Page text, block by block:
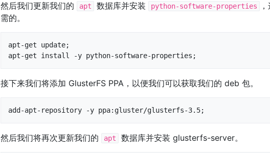
然后我们更新我们的 apt 数据库并安装 python-software-properties
需的。
apt-get update;
apt-get install -y python-software-properties;
接下来我们将添加 GlusterFS PPA，以便我们可以获取我们的 deb 包。
add-apt-repository -y ppa:gluster/glusterfs-3.5;
然后我们将再次更新我们的 apt 数据库并安装 glusterfs-server。